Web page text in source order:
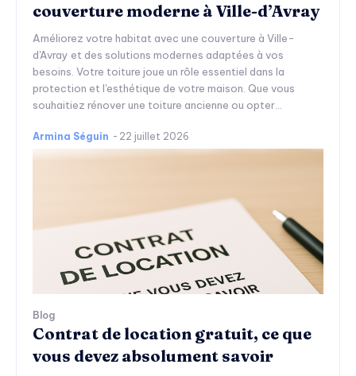
couverture moderne à Ville-d’Avray
Améliorez votre habitat avec une couverture à Ville-
d'Avray et des solutions modernes adaptées à vos
besoins. Votre toiture joue un rôle essentiel dans la
protection et l'esthétique de votre maison. Que vous
souhaitiez rénover une toiture ancienne ou opter...
Armina Séguin - 22 juillet 2026
Blog
Contrat de location gratuit, ce que
vous devez absolument savoir